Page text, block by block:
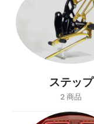
ステップ
2商品